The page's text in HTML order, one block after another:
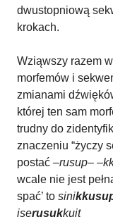
dwustopniową
krokach.
Wziąwszy razem
morfemów i
zmianami
której ten sam
trudny do
znaczeniu “życzy
postać –rusup– –
wcale nie jest
spać’ to sini
iserusukkuit